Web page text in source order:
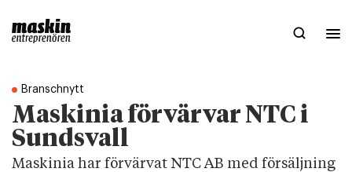
Branschnytt
Maskinia förvärvar NTC i
Sundsvall
Maskinia har förvärvat NTC AB med försäljning